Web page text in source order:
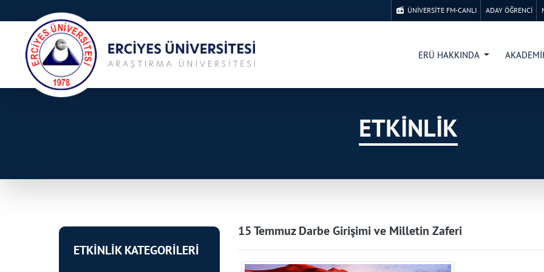
ÜNİVERSİTE FM-CANLI ADAY ÖĞRENCİ
ERÜ HAKKINDA
ETKİNLİK
ETKİNLİK KATEGORİLERİ
15 Temmuz Darbe Girişimi ve Milletin Zaferi